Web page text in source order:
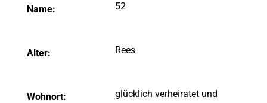
Name:
Alter:
Wohnort:
52
Rees
glücklich verheiratet und